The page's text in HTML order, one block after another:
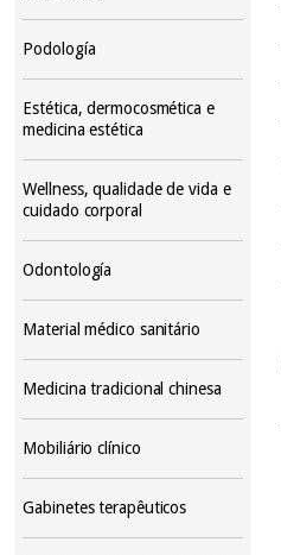
Podología
Estética, dermocosmética e
medicina estética
Wellness, qualidade de vida e
cuidado corporal
Odontología
Material médico sanitário
Medicina tradicional chinesa
Mobiliário clínico
Gabinetes terapêuticos